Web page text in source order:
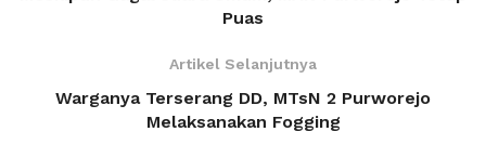
Puas
Artikel Selanjutnya
Warganya Terserang DD, MTsN 2 Purworejo
Melaksanakan Fogging